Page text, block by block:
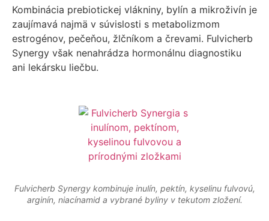
Kombinácia prebiotickej vlákniny, bylín a mikroživín je
zaujímavá najmä v súvislosti s metabolizmom
estrogénov, pečeňou, žlčníkom a črevami. Fulvicherb
Synergy však nenahrádza hormonálnu diagnostiku
ani lekársku liečbu.
Fulvicherb Synergy kombinuje inulín, pektín, kyselinu fulvovú,
arginín, niacínamid a vybrané byliny v tekutom zložení.